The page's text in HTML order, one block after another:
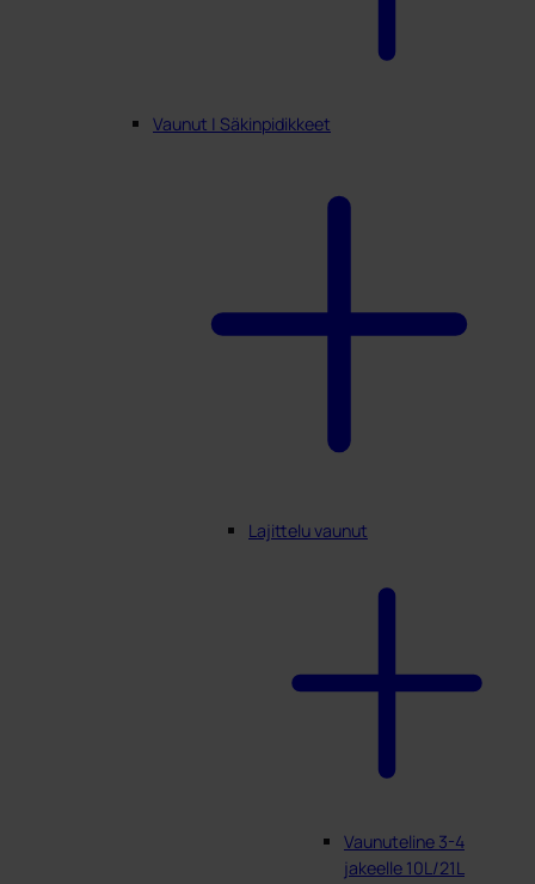
Vaunut | Säkinpidikkeet
Lajittelu vaunut
Vaunuteline 3-4
jakeelle 10L/21L